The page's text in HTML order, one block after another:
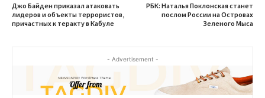
Джо Байден приказал атаковать
лидеров и объекты террористов,
причастных к теракту в Кабуле
РБК: Наталья Поклонская станет
послом России на Островах
Зеленого Мыса
- Advertisement -